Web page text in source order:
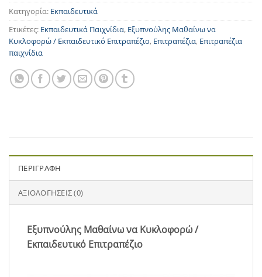
Κατηγορία: Εκπαιδευτικά
Ετικέτες: Εκπαιδευτικά Παιχνίδια, Εξυπνούλης Μαθαίνω να
Kυκλοφορώ / Εκπαιδευτικό Επιτραπέζιο, Επιτραπέζια, Επιτραπέζια
παιχνίδια
ΠΕΡΙΓΡΑΦΉ
ΑΞΙΟΛΟΓΉΣΕΙΣ (0)
Εξυπνούλης Μαθαίνω να Kυκλοφορώ /
Εκπαιδευτικό Επιτραπέζιο